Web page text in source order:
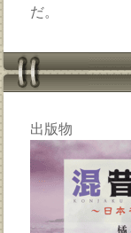
だ。
出版物